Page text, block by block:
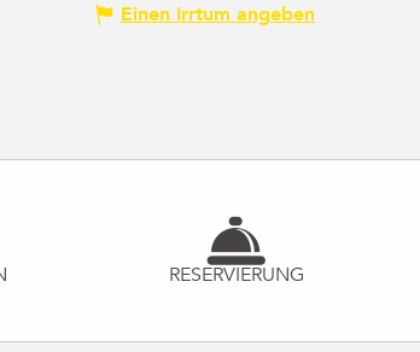
Einen Irrtum angeben
RESERVIERUNG